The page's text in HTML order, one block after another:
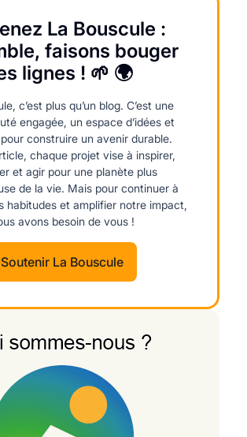
La Bouscule :
faisons bouger
lignes ! 🌱 🌍
c’est plus qu’un blog. C’est une
engagée, un espace d’idées et
pour construire un avenir durable.
chaque projet vise à inspirer,
et agir pour une planète plus
de la vie. Mais pour continuer à
habitudes et amplifier notre impact,
avons besoin de vous !
Soutenir La Bouscule